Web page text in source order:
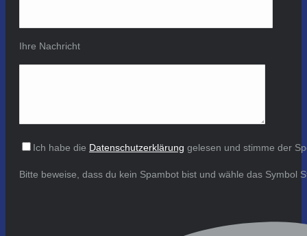
Ihre Nachricht
Ich habe die Datenschutzerklärung gelesen und stimme der
Bitte beweise, dass du kein Spambot bist und wähle das Symbol